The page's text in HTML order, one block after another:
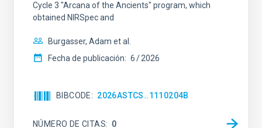
Cycle 3 "Arcana of the Ancients" program, which
obtained NIRSpec and
Burgasser, Adam et al.
Fecha de publicación: 6 2026
BIBCODE 2026ASTCS..1110204B
NÚMERO DE CITAS 0